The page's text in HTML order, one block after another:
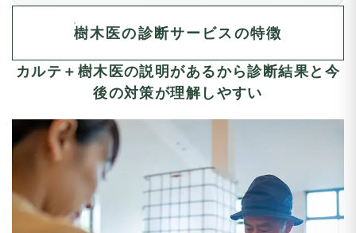
樹木医の診断サービスの特徴
カルテ＋樹木医の説明があるから診断結果と今
後の対策が理解しやすい